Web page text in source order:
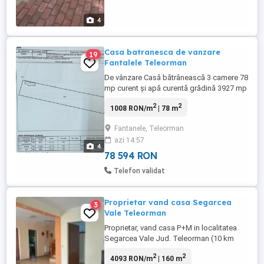
4
4
19
Casa batranesca de vanzare
Fantalele Teleorman
De vânzare Casă bătrânească 3 camere 78
mp curent și apă curentă grădină 3927 mp
1008 RON/m2| 78 m2
Fantanele, Teleorman
azi 14:57
78 594 RON
Telefon validat
3
Proprietar vand casa Segarcea
Vale Teleorman
Proprietar, vand casa P+M in localitatea
Segarcea Vale Jud. Teleorman (10 km
distanta de Alexandria, 140 km distanta de
4093 RON/m2| 160 m2